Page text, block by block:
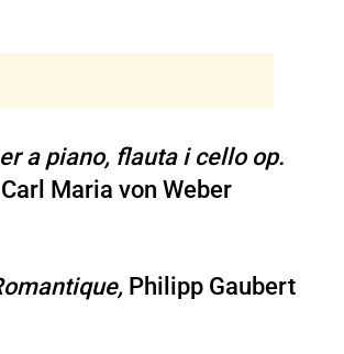
a piano, flauta i cello op.
Carl Maria von Weber
Philipp Gaubert